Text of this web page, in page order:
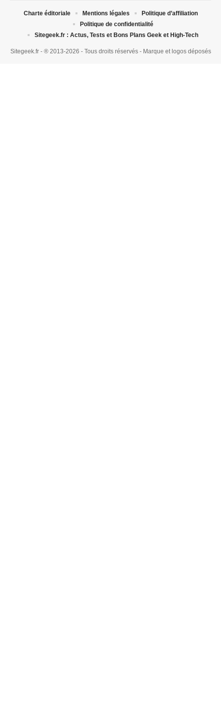
Sitegeek.fr - ® 2013-2026 - Tous droits réservés - Marque et logos déposés
Charte éditoriale Mentions légales
Politique d’affiliation
Politique de confidentialité
Sitegeek.fr : Actus, Tests et Bons Plans Geek et High-Tech